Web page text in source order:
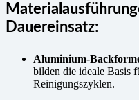
Dauereinsatz:
Aluminium-
bilden die ideale Basis
Reinigungszyklen.